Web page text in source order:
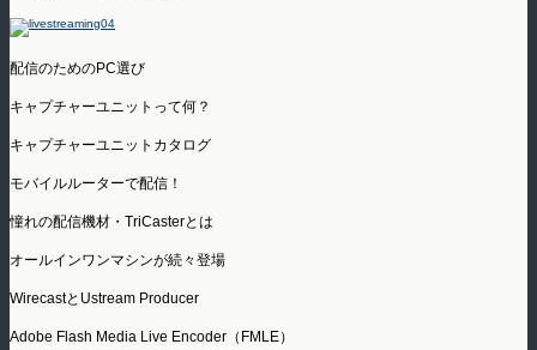
配信のためのPC選び
キャプチャーユニットって何？
キャプチャーユニットカタログ
モバイルルーターで配信！
憧れの配信機材・TriCasterとは
オールインワンマシンが続々登場
WirecastとUstream Producer
Adobe Flash Media Live Encoder（FMLE）